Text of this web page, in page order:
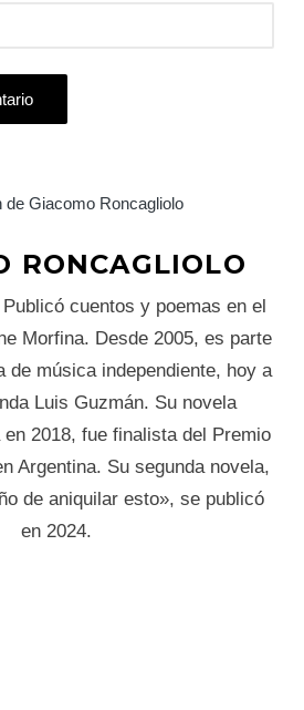
RONCAGLIOLO
cuentos y poemas en el
Morfina. Desde 2005, es parte
de música independiente, hoy a
Luis Guzmán. Su novela
2018, fue finalista del Premio
Argentina. Su segunda novela,
de aniquilar esto», se publicó
en 2024.